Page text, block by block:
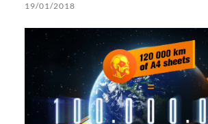
19/01/2018